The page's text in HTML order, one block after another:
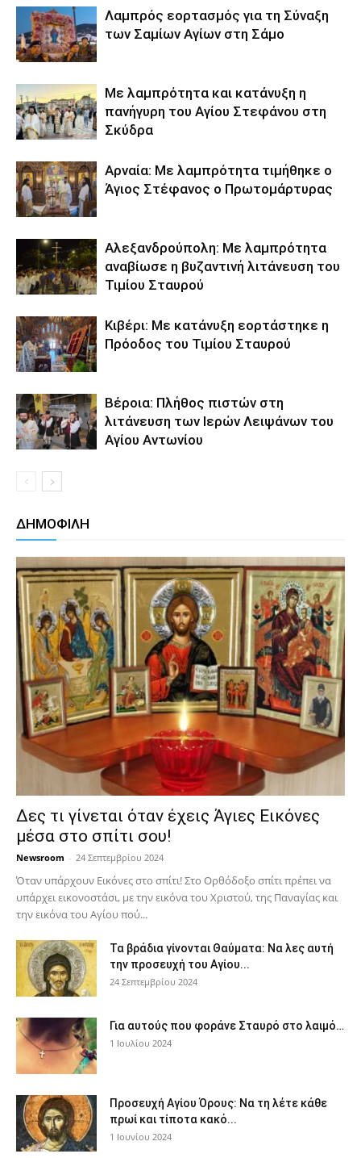
Λαμπρός εορτασμός για τη Σύναξη
των Σαμίων Αγίων στη Σάμο
Με λαμπρότητα και κατάνυξη η
πανήγυρη του Αγίου Στεφάνου στη
Σκύδρα
Αρναία: Με λαμπρότητα τιμήθηκε ο
Άγιος Στέφανος ο Πρωτομάρτυρας
Αλεξανδρούπολη: Με λαμπρότητα
αναβίωσε η βυζαντινή λιτάνευση του
Τιμίου Σταυρού
Κιβέρι: Με κατάνυξη εορτάστηκε η
Πρόοδος του Τιμίου Σταυρού
Βέροια: Πλήθος πιστών στη
λιτάνευση των Ιερών Λειψάνων του
Αγίου Αντωνίου
ΔΗΜΟΦΙΛΗ
Δες τι γίνεται όταν έχεις Άγιες Εικόνες
μέσα στο σπίτι σου!
Newsroom - 24 Σεπτεμβρίου 2024
Όταν υπάρχουν Εικόνες στο σπίτι! Στο Ορθόδοξο σπίτι πρέπει να
υπάρχει εικονοστάσι, με την εικόνα του Χριστού, της Παν­αγίας και
την εικόνα του Αγίου πού...
Τα βράδια γίνονται Θαύματα: Να λες αυτή
την προσευχή του Αγίου...
24 Σεπτεμβρίου 2024
Για αυτούς που φοράνε Σταυρό στο λαιμό…
1 Ιουλίου 2024
Προσευχή Αγίου Όρους: Να τη λέτε κάθε
πρωί και τίποτα κακό...
1 Ιουνίου 2024